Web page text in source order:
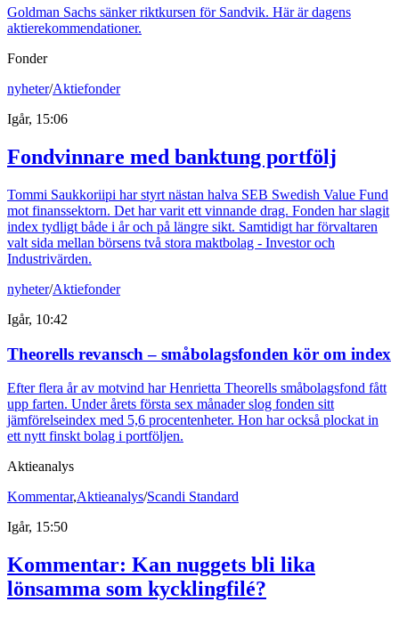
Goldman Sachs sänker riktkursen för Sandvik. Här är dagens
aktierekommendationer.
Fonder
nyheter/Aktiefonder
Igår, 15:06
Fondvinnare med banktung portfölj
Tommi Saukkoriipi har styrt nästan halva SEB Swedish Value Fund
mot finanssektorn. Det har varit ett vinnande drag. Fonden har slagit
index tydligt både i år och på längre sikt. Samtidigt har förvaltaren
valt sida mellan börsens två stora maktbolag - Investor och
Industrivärden.
nyheter/Aktiefonder
Igår, 10:42
Theorells revansch – småbolagsfonden kör om index
Efter flera år av motvind har Henrietta Theorells småbolagsfond fått
upp farten. Under årets första sex månader slog fonden sitt
jämförelseindex med 5,6 procentenheter. Hon har också plockat in
ett nytt finskt bolag i portföljen.
Aktieanalys
Kommentar,Aktieanalys/Scandi Standard
Igår, 15:50
Kommentar: Kan nuggets bli lika
lönsamma som kycklingfilé?